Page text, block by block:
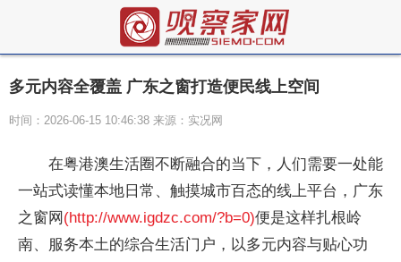
多元内容全覆盖 广东之窗打造便民线上空间
时间：2026-06-15 10:46:38 来源：实况网
在粤港澳生活圈不断融合的当下，人们需要一处能
一站式读懂本地日常、触摸城市百态的线上平台，广东
之窗网 (http://www.igdzc.com/?b=0)便是这样扎根岭
南、服务本土的综合生活门户，以多元内容与贴心功